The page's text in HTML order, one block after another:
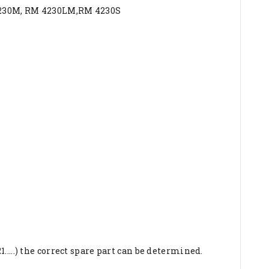
RM 4230LM,RM 4230S
the correct spare part can be determined.